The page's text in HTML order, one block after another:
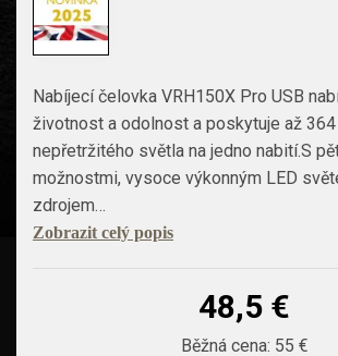
Nabíjecí čelovka VRH150X Pro USB
životnost a odolnost a poskytuje až 364
nepřetržitého světla na jedno nabití.S
možnostmi, vysoce výkonným LED
zdrojem…
Zobrazit celý popis
48,5 €
Běžná cena: 55 €